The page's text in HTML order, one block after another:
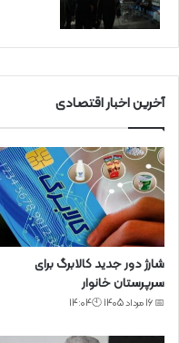
آخرین اخبار اقتصادی
شارژ دور جدید کالابرگ برای
سرپرستان خانوار
📅 16 مرداد 1405 🕙14:04